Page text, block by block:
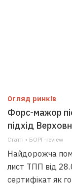
Огляд ринків
Форс-мажор
підхід
Статті • БОРГ-review
Найдорожча
лист ТПП від
сертифікат як